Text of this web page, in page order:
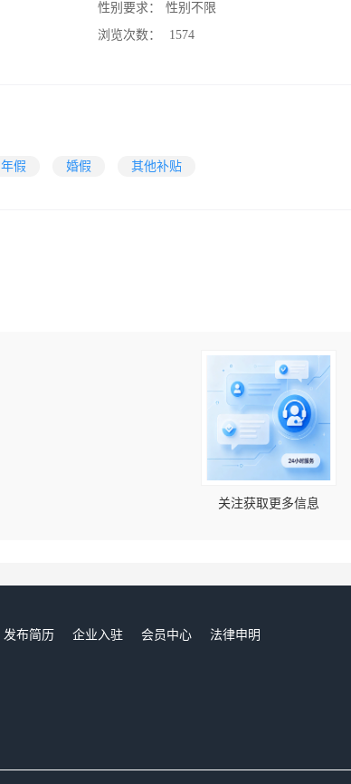
性别要求：
性别不限
浏览次数：
1574
年假 婚假 其他补贴
关注获取更多信息
发布简历 企业入驻 会员中心
法律申明